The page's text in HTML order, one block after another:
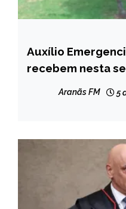
BRASIL
NOTÍCIAS
Auxílio
recebem nesta
Aranãs FM 5